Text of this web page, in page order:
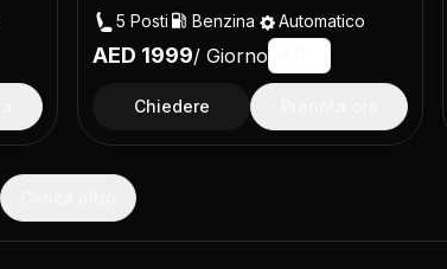
5 Posti Benzina Automatico
AED 1999/ Giorno
Chiedere